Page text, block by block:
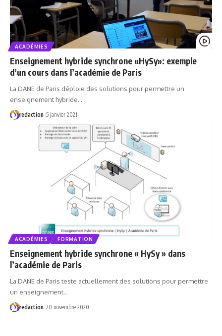
ACADÉMIES
Enseignement hybride synchrone «HySy»: exemple
d’un cours dans l’académie de Paris
La DANE de Paris déploie des solutions pour permettre un
enseignement hybride…
redaction 5 janvier 2021
ACADÉMIES FORMATION
Enseignement hybride synchrone « HySy » dans
l’académie de Paris
La DANE de Paris teste actuellement des solutions pour permettre
un enseignement…
redaction 20 novembre 2020